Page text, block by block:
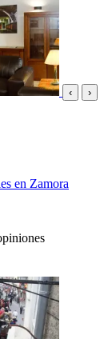
‹ ›
en Zamora